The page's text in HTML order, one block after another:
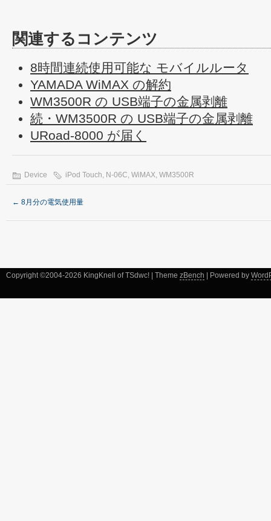
関連するコンテンツ
8時間連続使用可能な モバイルルータ
YAMADA WiMAX の解約
WM3500R の USB端子の金属剥離
続・WM3500R の USB端子の金属剥離
URoad-8000 が届く
Device iPod Touch, N-06C, WiMAX, WM3500R
← 8月分の電気使用量
Copyright ©2004-2026 KingKnell of TSdwc! | Theme zBench | Powered by